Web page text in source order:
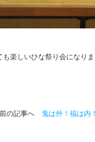
も楽しいひな祭り会になり
前の記事へ 鬼は外！福は内